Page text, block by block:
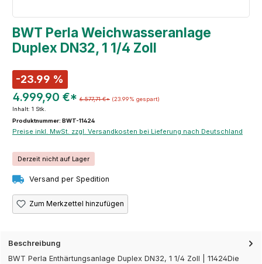
BWT Perla Weichwasseranlage
Duplex DN32, 1 1/4 Zoll
-23.99 %
4.999,90 €* 6.577,71 €* (23.99% gespart)
Inhalt: 1 Stk.
Produktnummer: BWT-11424
Preise inkl. MwSt. zzgl. Versandkosten bei Lieferung nach Deutschland
Derzeit nicht auf Lager
Versand per Spedition
Zum Merkzettel hinzufügen
Beschreibung
BWT Perla Enthärtungsanlage Duplex DN32, 1 1/4 Zoll | 11424Die